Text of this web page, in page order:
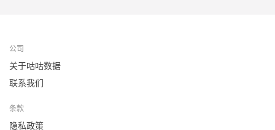
公司
关于咕咕数据
联系我们
条款
隐私政策